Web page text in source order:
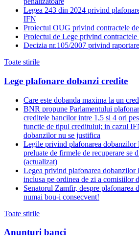
Legea 243 din 2024 privind
IFN
Proiectul OUG privind contractele
Proiectul de Lege privind contractele
Decizia nr.105/2007 privind
Toate stirile
Lege plafonare dobanzi credite
Care este dobanda maxima la un
BNR propune Parlamentului
creditele bancilor intre 1,5 si 4 ori
functie de tipul creditului; in cazul
dobanzilor nu se justifica
Legile privind plafonarea dobanzilor
preluate de firmele de recuperare se
(actualizat)
Legea privind plafonarea dobanzilor
inclusa pe ordinea de zi a comisiilor
Senatorul Zamfir, despre plafonarea
numai bou-i consecvent!
Toate stirile
Anunturi banci